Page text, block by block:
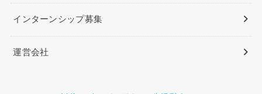
インターンシップ募集
運営会社